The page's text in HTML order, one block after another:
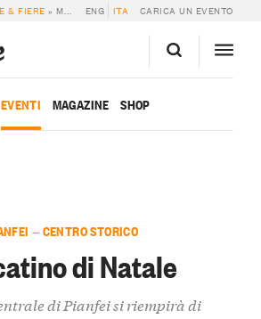
& FIERE » MERCATINO DI NATALE ENG ITA CARICA UN EVENTO
EVENTI MAGAZINE SHOP
— CENTRO STORICO
di Natale
di Pianfei si riempirà di